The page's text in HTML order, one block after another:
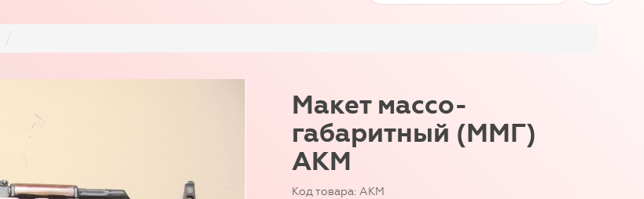
Макет массо-
габаритный (ММГ)
АКМ
Код товара: АКМ